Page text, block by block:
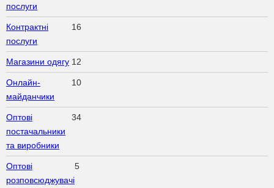
послуги
Контрактні
послуги
16
Магазини одягу 12
Онлайн-
майданчики
10
Оптові
постачальники
та виробники
34
Оптові
розповсюджувачі
5